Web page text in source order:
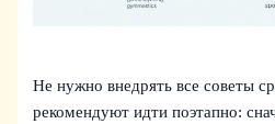
Не нужно внедрять все советы
рекомендуют идти поэтапно: